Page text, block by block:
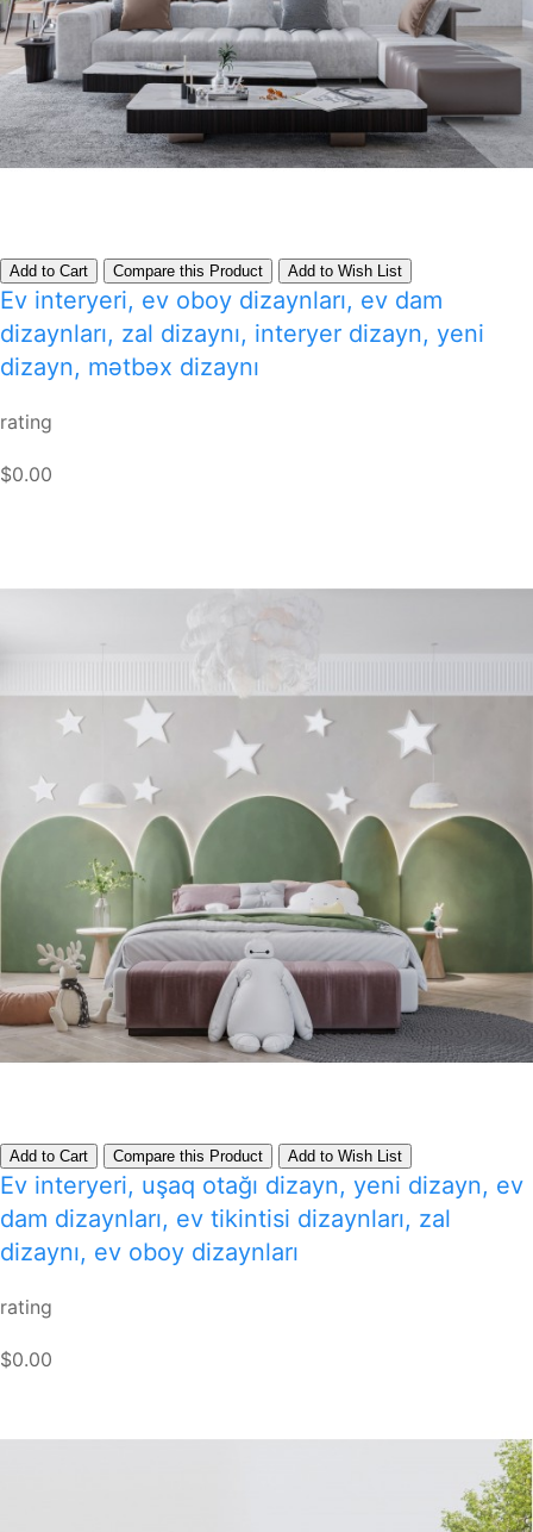
Add to Cart Compare this Product Add to Wish List
Ev interyeri, ev oboy dizaynları, ev dam
dizaynları, zal dizaynı, interyer dizayn, yeni
dizayn, mətbəx dizaynı
rating
$0.00
Add to Cart Compare this Product Add to Wish List
Ev interyeri, uşaq otağı dizayn, yeni dizayn, ev
dam dizaynları, ev tikintisi dizaynları, zal
dizaynı, ev oboy dizaynları
rating
$0.00